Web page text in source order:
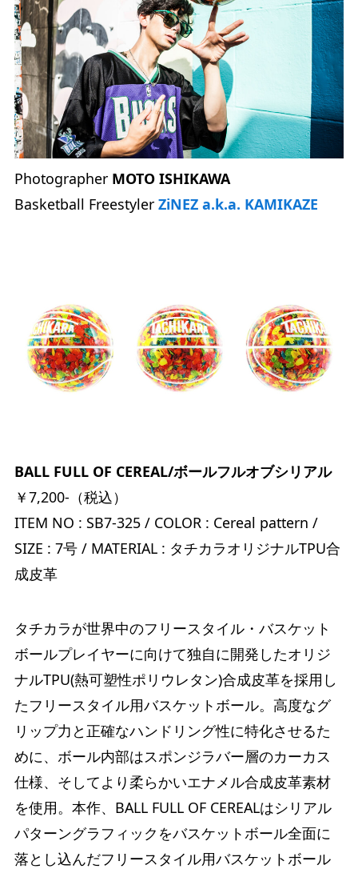
Photographer MOTO ISHIKAWA
Basketball Freestyler ZiNEZ a.k.a. KAMIKAZE
BALL FULL OF CEREAL/ボールフルオブシリアル
￥7,200-（税込）
ITEM NO : SB7-325 / COLOR : Cereal pattern /
SIZE : 7号 / MATERIAL : タチカラオリジナルTPU合
成皮革
タチカラが世界中のフリースタイル・バスケット
ボールプレイヤーに向けて独自に開発したオリジ
ナルTPU(熱可塑性ポリウレタン)合成皮革を採用し
たフリースタイル用バスケットボール。高度なグ
リップ力と正確なハンドリング性に特化させるた
めに、ボール内部はスポンジラバー層のカーカス
仕様、そしてより柔らかいエナメル合成皮革素材
を使用。本作、BALL FULL OF CEREALはシリアル
パターングラフィックをバスケットボール全面に
落とし込んだフリースタイル用バスケットボール